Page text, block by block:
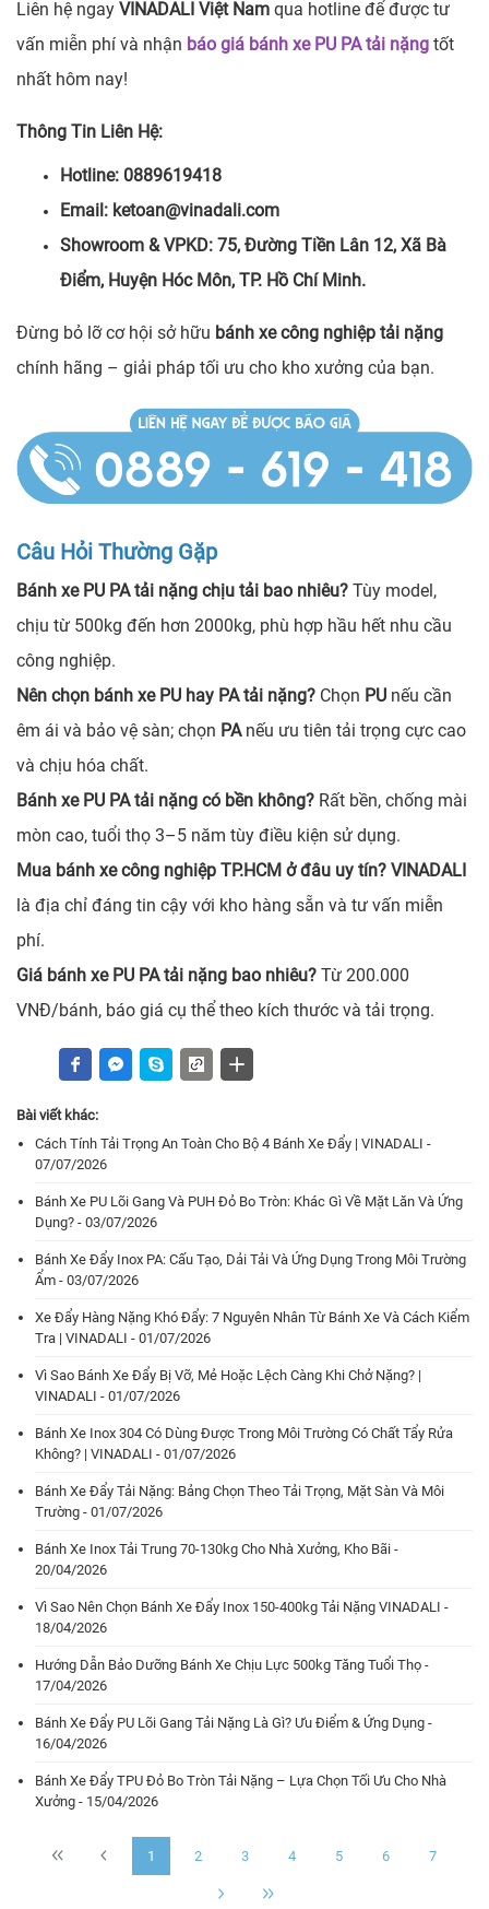
Liên hệ ngay VINADALI Việt Nam qua hotline để được tư
vấn miễn phí và nhận báo giá bánh xe PU PA tải nặng tốt
nhất hôm nay!
Thông Tin Liên Hệ:
Hotline: 0889619418
Email: ketoan@vinadali.com
Showroom & VPKD: 75, Đường Tiền Lân 12, Xã Bà
Điểm, Huyện Hóc Môn, TP. Hồ Chí Minh.
Đừng bỏ lỡ cơ hội sở hữu bánh xe công nghiệp tải nặng
chính hãng – giải pháp tối ưu cho kho xưởng của bạn.
Câu Hỏi Thường Gặp
Bánh xe PU PA tải nặng chịu tải bao nhiêu? Tùy model,
chịu từ 500kg đến hơn 2000kg, phù hợp hầu hết nhu cầu
công nghiệp.
Nên chọn bánh xe PU hay PA tải nặng? Chọn PU nếu cần
êm ái và bảo vệ sàn; chọn PAnếu ưu tiên tải trọng cực cao
và chịu hóa chất.
Bánh xe PU PA tải nặng có bền không? Rất bền, chống mài
mòn cao, tuổi thọ 3–5 năm tùy điều kiện sử dụng.
Mua bánh xe công nghiệp TP.HCM ở đâu uy tín? VINADALI
là địa chỉ đáng tin cậy với kho hàng sẵn và tư vấn miễn
phí.
Giá bánh xe PU PA tải nặng bao nhiêu? Từ 200.000
VNĐ/bánh, báo giá cụ thể theo kích thước và tải trọng.
Bài viết khác:
Cách Tính Tải Trọng An Toàn Cho Bộ 4 Bánh Xe Đẩy | VINADALI -
07/07/2026
Bánh Xe PU Lõi Gang Và PUH Đỏ Bo Tròn: Khác Gì Về Mặt Lăn Và Ứng
Dụng? - 03/07/2026
Bánh Xe Đẩy Inox PA: Cấu Tạo, Dải Tải Và Ứng Dụng Trong Môi Trường
Ẩm - 03/07/2026
Xe Đẩy Hàng Nặng Khó Đẩy: 7 Nguyên Nhân Từ Bánh Xe Và Cách Kiểm
Tra | VINADALI - 01/07/2026
Vì Sao Bánh Xe Đẩy Bị Vỡ, Mẻ Hoặc Lệch Càng Khi Chở Nặng? |
VINADALI - 01/07/2026
Bánh Xe Inox 304 Có Dùng Được Trong Môi Trường Có Chất Tẩy Rửa
Không? | VINADALI - 01/07/2026
Bánh Xe Đẩy Tải Nặng: Bảng Chọn Theo Tải Trọng, Mặt Sàn Và Môi
Trường - 01/07/2026
Bánh Xe Inox Tải Trung 70-130kg Cho Nhà Xưởng, Kho Bãi -
20/04/2026
Vì Sao Nên Chọn Bánh Xe Đẩy Inox 150-400kg Tải Nặng VINADALI -
18/04/2026
Hướng Dẫn Bảo Dưỡng Bánh Xe Chịu Lực 500kg Tăng Tuổi Thọ -
17/04/2026
Bánh Xe Đẩy PU Lõi Gang Tải Nặng Là Gì? Ưu Điểm & Ứng Dụng -
16/04/2026
Bánh Xe Đẩy TPU Đỏ Bo Tròn Tải Nặng – Lựa Chọn Tối Ưu Cho Nhà
Xưởng - 15/04/2026
1 2 3 4 5 6 7